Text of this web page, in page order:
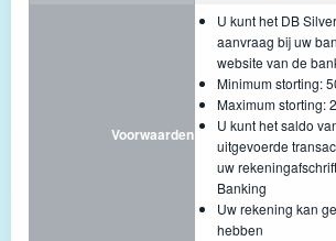
Voorwaarden
U kunt het DB
aanvraag bij uw
website van de
Minimum storting:
Maximum storting:
U kunt het saldo
uitgevoerde
uw
Banking
Uw rekening kan
hebben